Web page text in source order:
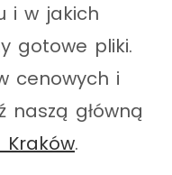
i w jakich
gotowe pliki.
cenowych i
naszą główną
Kraków.